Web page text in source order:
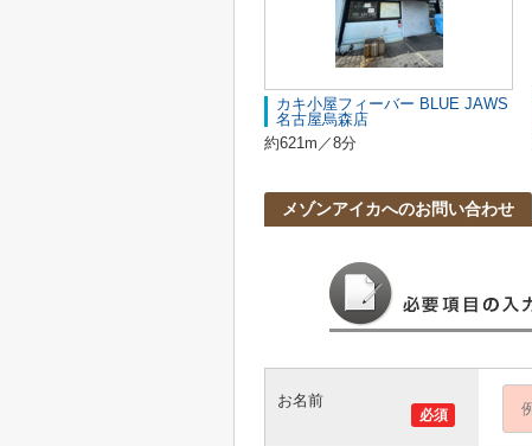
カキ小屋フィーバー BLUE JAWS
名古屋烏森店
約621m／8分
メゾンアイカへのお問い合わせ
必須
お名前